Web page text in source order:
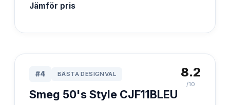
Jämför pris
#4 BÄSTA DESIGNVAL
Smeg 50's Style CJF11BLEU
8.2
/10